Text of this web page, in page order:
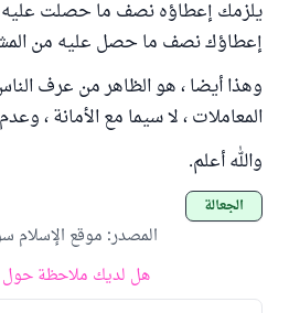
يلزمك إعطاؤه نصف ما حصلت عليه
إعطاؤك نصف ما حصل عليه من
وهذا أيضا ، هو الظاهر من عرف
المعاملات ، لا سيما مع الأمانة ،
والله أعلم.
الجعالة
المصدر: موقع الإسلام
هل لديك ملاحظة حول